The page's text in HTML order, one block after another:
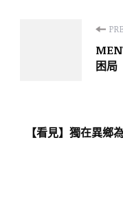
困局
【看見】獨在異鄉